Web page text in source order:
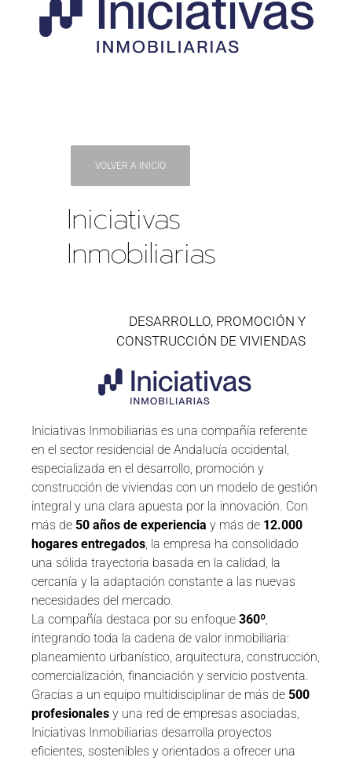
VOLVER A INICIO
Iniciativas
Inmobiliarias
DESARROLLO, PROMOCIÓN Y
CONSTRUCCIÓN DE VIVIENDAS
Iniciativas Inmobiliarias es una compañía referente
en el sector residencial de Andalucía occidental,
especializada en el desarrollo, promoción y
construcción de viviendas con un modelo de gestión
integral y una clara apuesta por la innovación. Con
más de 50 años de experiencia y más de 12.000
hogares entregados, la empresa ha consolidado
una sólida trayectoria basada en la calidad, la
cercanía y la adaptación constante a las nuevas
necesidades del mercado.
La compañía destaca por su enfoque 360º,
integrando toda la cadena de valor inmobiliaria:
planeamiento urbanístico, arquitectura, construcción,
comercialización, financiación y servicio postventa.
Gracias a un equipo multidisciplinar de más de 500
profesionales y una red de empresas asociadas,
Iniciativas Inmobiliarias desarrolla proyectos
eficientes, sostenibles y orientados a ofrecer una